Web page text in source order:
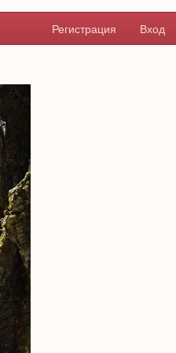
Регистрация Вход